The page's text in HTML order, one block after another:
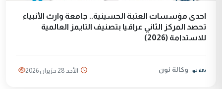
احدى مؤسسات العتبة الحسينية.. جامعة وارث الأنبياء
تحصد المركز الثاني عراقيا بتصنيف التايمز العالمية
للاستدامة (2026)
وكالة نون الأحد 28 حزيران 2026